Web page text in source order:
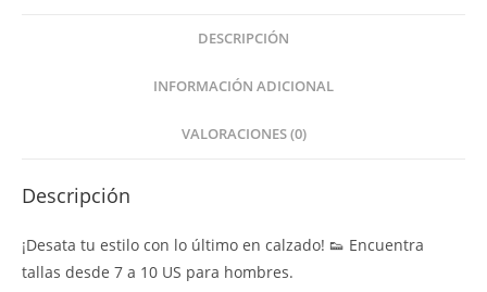
DESCRIPCIÓN
INFORMACIÓN ADICIONAL
VALORACIONES (0)
Descripción
¡Desata tu estilo con lo último en calzado! 👟 Encuentra
tallas desde 7 a 10 US para hombres.